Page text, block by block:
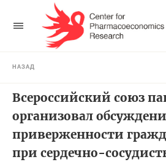
НАЗАД
Всероссийский союз
организовал
приверженности
при сердечно-